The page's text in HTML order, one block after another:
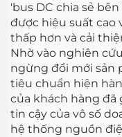
'bus DC chia sẻ
được hiệu suất cao
thấp hơn và cải
Nhờ vào nghiên
ngừng đổi mới sản
tiêu chuẩn hiện
của khách hàng
tin cậy của vô số
hệ thống nguồn